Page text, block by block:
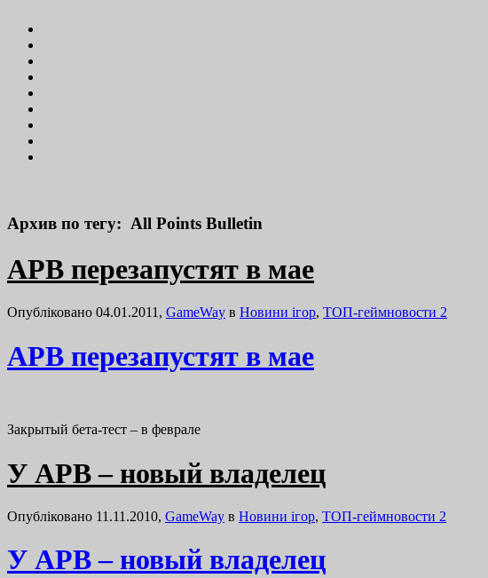
Архив по тегу: All Points Bulletin
APB перезапустят в мае
Опубліковано 04.01.2011, GameWay в Новини ігор, ТОП-геймновости 2
APB перезапустят в мае
Закрытый бета-тест – в феврале
У APB – новый владелец
Опубліковано 11.11.2010, GameWay в Новини ігор, ТОП-геймновости 2
У APB – новый владелец